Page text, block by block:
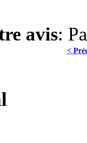
avis:
<